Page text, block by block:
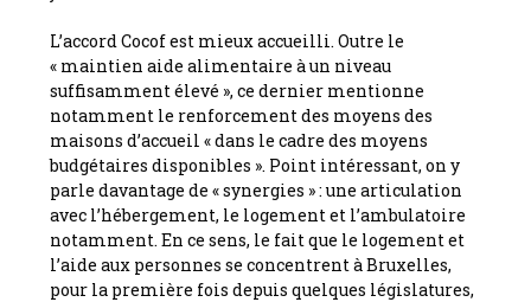
L’accord Cocof est mieux accueilli. Outre le
« maintien aide alimentaire à un niveau
suffisamment élevé », ce dernier mentionne
notamment le renforcement des moyens des
maisons d’accueil « dans le cadre des moyens
budgétaires disponibles ». Point intéressant, on y
parle davantage de « synergies » : une articulation
avec l’hébergement, le logement et l’ambulatoire
notamment. En ce sens, le fait que le logement et
l’aide aux personnes se concentrent à Bruxelles,
pour la première fois depuis quelques législatures,